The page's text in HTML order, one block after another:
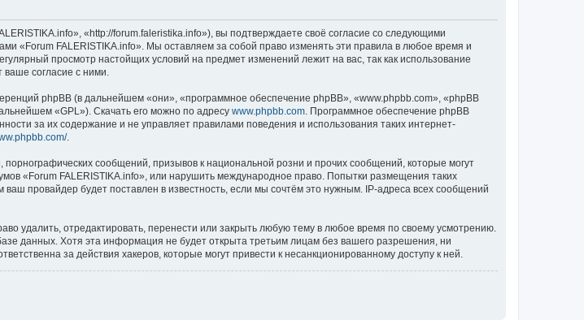
«http://forum.faleristika.info»), вы подтверждаете своё согласие со следующими
«Forum FALERISTIKA.info». Мы оставляем за собой право изменять эти правила в любое время и
просмотр настойщих условий на предмет изменений лежит на вас, так как использование
ваше согласие с ними.
phpBB (в дальнейшем «они», «программное обеспечение phpBB», «www.phpbb.com», «phpBB
«GPL»). Скачать его можно по адресу www.phpbb.com. Программное обеспечение phpBB
за их содержание и не управляет правилами поведения и использования таких интернет-
.
сообщений, призывов к национальной розни и прочих сообщений, которые могут
«Forum FALERISTIKA.info», или нарушить международное право. Попытки размещения таких
провайдер будет поставлен в известность, если мы сочтём это нужным. IP-адреса всех сообщений
удалить, отредактировать, перенести или закрыть любую тему в любое время по своему усмотрению.
данных. Хотя эта информация не будет открыта третьим лицам без вашего разрешения, ни
за действия хакеров, которые могут привести к несанкционированному доступу к ней.